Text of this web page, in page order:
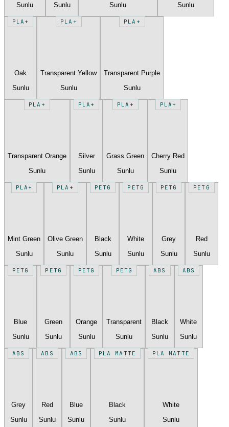
Sunlu
Sunlu
Sunlu
Sunlu
PLA+
Oak
Sunlu
PLA+
Transparent Yellow
Sunlu
PLA+
Transparent Purple
Sunlu
PLA+
Transparent Orange
Sunlu
PLA+
Silver
Sunlu
PLA+
Grass Green
Sunlu
PLA+
Cherry Red
Sunlu
PLA+
Mint Green
Sunlu
PLA+
Olive Green
Sunlu
PETG
Black
Sunlu
PETG
White
Sunlu
PETG
Grey
Sunlu
PETG
Red
Sunlu
PETG
Blue
Sunlu
PETG
Green
Sunlu
PETG
Orange
Sunlu
PETG
Transparent
Sunlu
ABS
Black
Sunlu
ABS
White
Sunlu
ABS
Grey
Sunlu
ABS
Red
Sunlu
ABS
Blue
Sunlu
PLA MATTE
Black
Sunlu
PLA MATTE
White
Sunlu